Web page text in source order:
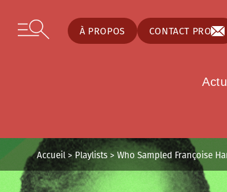
Skip to content
Open secondary menu
À PROPOS CONTACT PRO
Accueil>Playlists> Who Sampled Françoise